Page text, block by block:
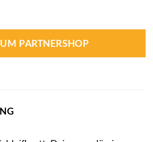
PARTNERSHOP